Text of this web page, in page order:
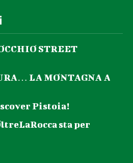
STREET
LA MONTAGNA A
Pistoia!
sta per